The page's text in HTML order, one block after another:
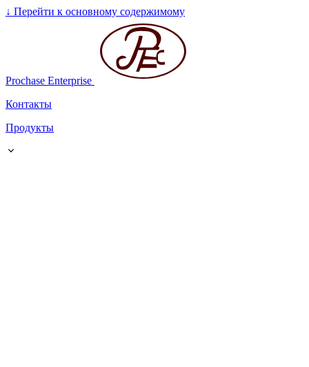
↓ Перейти к основному содержимому
Prochase Enterprise
Контакты
Продукты